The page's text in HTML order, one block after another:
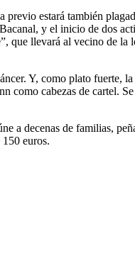
estará también
y el inicio de dos
que llevará al vecino de
Y, como plato fuerte,
cabezas de cartel.
a decenas de familias,
euros.